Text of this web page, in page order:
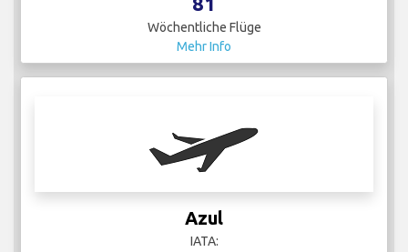
Wöchentliche Flüge
Mehr Info
Azul
IATA: